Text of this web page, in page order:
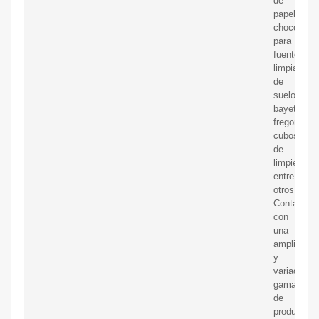
papel,
chocolate
para
fuentes,
de
suelo,
bayetas,
fregonas,
cubos
de
limpieza,
entre
otros.
Contamos
con
una
amplia
y
variada
gama
de
productos